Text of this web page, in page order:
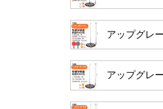
アップグレ
アップグレ